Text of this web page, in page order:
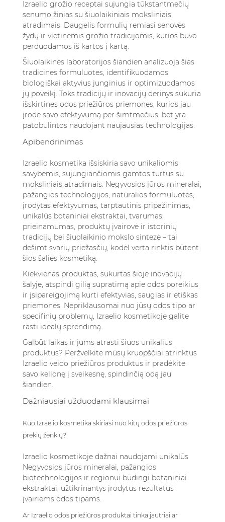
Izraelio grožio receptai sujungia tūkstantmečių
senumo žinias su šiuolaikiniais moksliniais
atradimais. Daugelis formulių remiasi senovės
žydų ir vietinėmis grožio tradicijomis, kurios buvo
perduodamos iš kartos į kartą.
Šiuolaikinės laboratorijos šiandien analizuoja šias
tradicines formuluotes, identifikuodamos
biologiškai aktyvius junginius ir optimizuodamos
jų poveikį. Toks tradicijų ir inovacijų derinys sukuria
išskirtines odos priežiūros priemones, kurios jau
įrodė savo efektyvumą per šimtmečius, bet yra
patobulintos naudojant naujausias technologijas.
Apibendrinimas
Izraelio kosmetika išsiskiria savo unikaliomis
savybėmis, sujungiančiomis gamtos turtus su
moksliniais atradimais. Negyvosios jūros mineralai,
pažangios technologijos, natūralios formuluotės,
įrodytas efektyvumas, tarptautinis pripažinimas,
unikalūs botaniniai ekstraktai, tvarumas,
prieinamumas, produktų įvairovė ir istorinių
tradicijų bei šiuolaikinio mokslo sintezė – tai
dešimt svarių priežasčių, kodėl verta rinktis būtent
šios šalies kosmetiką.
Kiekvienas produktas, sukurtas šioje inovacijų
šalyje, atspindi gilią supratimą apie odos poreikius
ir įsipareigojimą kurti efektyvias, saugias ir etiškas
priemones. Nepriklausomai nuo jūsų odos tipo ar
specifinių problemų, Izraelio kosmetikoje galite
rasti idealų sprendimą.
Galbūt laikas ir jums atrasti šiuos unikalius
produktus? Peržvelkite mūsų kruopščiai atrinktus
Izraelio veido priežiūros produktus ir pradėkite
savo kelionę į sveikesnę, spindinčią odą jau
šiandien.
Dažniausiai užduodami klausimai
Kuo Izraelio kosmetika skiriasi nuo kitų odos priežiūros
prekių ženklų?
Izraelio kosmetikoje dažnai naudojami unikalūs
Negyvosios jūros mineralai, pažangios
biotechnologijos ir regionui būdingi botaniniai
ekstraktai, užtikrinantys įrodytus rezultatus
įvairiems odos tipams.
Ar Izraelio odos priežiūros produktai tinka jautriai ar